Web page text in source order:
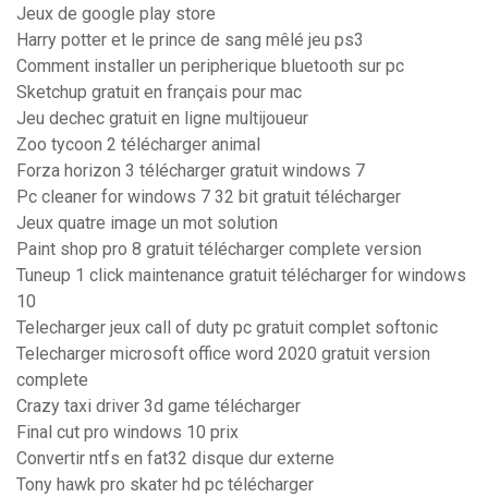
Jeux de google play store
Harry potter et le prince de sang mêlé jeu ps3
Comment installer un peripherique bluetooth sur pc
Sketchup gratuit en français pour mac
Jeu dechec gratuit en ligne multijoueur
Zoo tycoon 2 télécharger animal
Forza horizon 3 télécharger gratuit windows 7
Pc cleaner for windows 7 32 bit gratuit télécharger
Jeux quatre image un mot solution
Paint shop pro 8 gratuit télécharger complete version
Tuneup 1 click maintenance gratuit télécharger for windows
10
Telecharger jeux call of duty pc gratuit complet softonic
Telecharger microsoft office word 2020 gratuit version
complete
Crazy taxi driver 3d game télécharger
Final cut pro windows 10 prix
Convertir ntfs en fat32 disque dur externe
Tony hawk pro skater hd pc télécharger